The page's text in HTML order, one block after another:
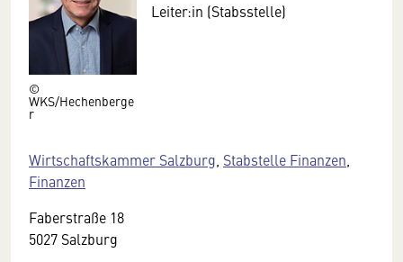
©
WKS/Hechenberge
r
Leiter:in (Stabsstelle)
Wirtschaftskammer Salzburg Stabstelle Finanzen
Finanzen
Faberstraße 18
5027 Salzburg